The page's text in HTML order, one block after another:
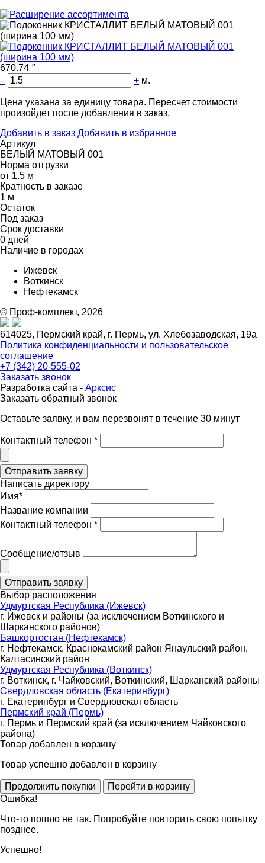
670.74 "
–
+ м.
Цена указана за единицу товара. Пересчет стоимости
произойдет после добавления в заказ.
Добавить в заказ Добавить в избранное
Артикул
БЕЛЫЙ МАТОВЫЙ 001
Норма отгрузки
от 1.5 м
Кратность в заказе
1 м
Остаток
Под заказ
Срок доставки
0 дней
Наличие в городах
Ижевск
Воткинск
Нефтекамск
© Проф-комплект, 2026
614025, Пермский край, г. Пермь, ул. Хлебозаводская, 19а
Политика конфиденциальности и пользовательское
соглашение
+7 (342) 20-555-02
Заказать звонок
Разработка сайта - Арксис
Заказать обратный звонок
Оставьте заявку, и вам перезвонят в течение 30 минут
Контактный телефон *
Написать директору
Имя*
Название компании
Контактный телефон *
Сообщение/отзыв
Выбор расположения
Удмуртская Республика (Ижевск)
г. Ижевск и районы (за исключением Воткинского и
Шарканского районов)
Башкортостан (Нефтекамск)
г. Нефтекамск, Краснокамский район Янаульский район,
Калтасинский район
Удмуртская Республика (Воткинск)
г. Воткинск, г. Чайковский, Воткинский, Шарканский районы
Свердловская область (Екатеринбург)
г. Екатеринбург и Свердловская область
Пермский край (Пермь)
г. Пермь и Пермский край (за исключением Чайковского
района)
Товар добавлен в корзину
Товар успешно добавлен в корзину
Ошибка!
Что-то пошло не так. Попробуйте повторить свою попытку
позднее.
Успешно!